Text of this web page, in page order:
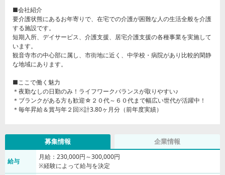
■会社紹介
要介護状熊にあるお年寄りで、在宅での介護が困難な人の生活全般を介護
する施設です。
短期入所、デイサービス、介護支援、居宅介護支援の各種事業を実施して
います。
観音寺市の中心部に属し、市街地に近く、中学校・病院があり比較的閑静
な地域にあります。
■ここで働く魅力
＊夜勤なしの日勤のみ！ライフワークバランスが取りやすい♪
＊ブランクがある方も歓迎☆２０代～６０代まで幅広い世代が活躍中！
＊毎年昇給＆賞与年２回※計3.80ヶ月分（前年度実績）
募集情報 企業情報
給与
月給：230,000円～300,000円
※経験によって給与を決定